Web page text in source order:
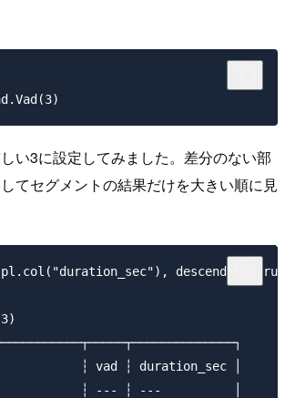
い3に設定してみました。差分のない部
てセグメントの結果だけを大きい順に見
┆ vad ┆ duration_sec │
┆ --- ┆ ---          │